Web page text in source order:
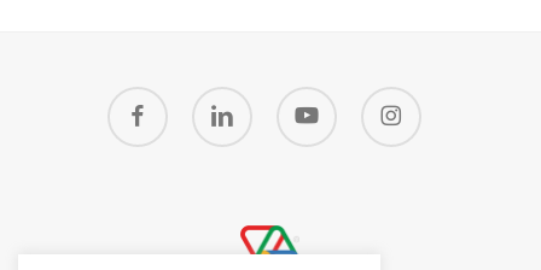
facebook linkedin youtube instagram